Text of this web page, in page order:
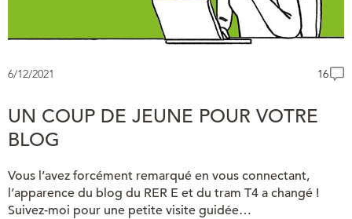
6/12/2021 16
UN COUP DE JEUNE POUR VOTRE
BLOG
Vous l’avez forcément remarqué en vous connectant,
l’apparence du blog du RER E et du tram T4 a changé !
Suivez-moi pour une petite visite guidée…